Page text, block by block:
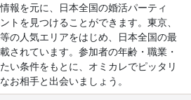
報を元に、日本全国の婚活パーティ
トを見つけることができます。東京、
の人気エリアをはじめ、日本全国の最
されています。参加者の年齢・職業・
い条件をもとに、オミカレでピッタリ
お相手と出会いましょう。